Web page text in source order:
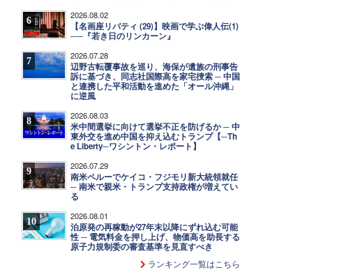
6 2026.08.02
【名画座リバティ (29)】映画で学ぶ偉人伝(1)
──『若き日のリンカーン』
7 2026.07.28
辺野古転覆事故を巡り、海保が遺族の刑事告
訴に基づき、同志社国際高を家宅捜索 ─ 中国
と連携した平和活動を進めた「オール沖縄」
に逆風
8 2026.08.03
米中間選挙に向けて選挙不正を防げるか ─ 中
東外交を進め中国を抑え込むトランプ【─Th
e Liberty─ワシントン・レポート】
9 2026.07.29
南米ペルーでケイコ・フジモリ新大統領就任
─ 南米で親米・トランプ支持政権が増えてい
る
10 2026.08.01
泊原発の再稼動が27年末以降にずれ込む可能
性 ─ 電気料金を押し上げ、物価高を助長する
原子力規制委の審査基準を見直すべき
ランキング一覧はこちら